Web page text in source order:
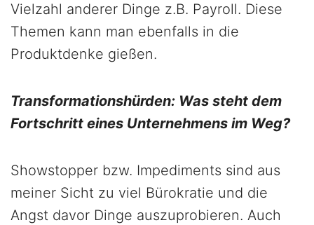
Vielzahl anderer Dinge z.B. Payroll. Diese
Themen kann man ebenfalls in die
Produktdenke gießen.
Transformationshürden: Was steht dem
Fortschritt eines Unternehmens im Weg?
Showstopper bzw. Impediments sind aus
meiner Sicht zu viel Bürokratie und die
Angst davor Dinge auszuprobieren. Auch